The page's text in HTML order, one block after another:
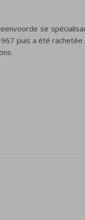
se
puis a été rachetée